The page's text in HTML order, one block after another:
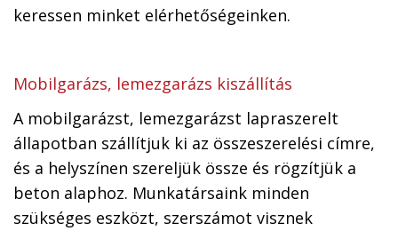
keressen minket elérhetőségeinken.
Mobilgarázs, lemezgarázs kiszállítás
A mobilgarázst, lemezgarázst lapraszerelt
állapotban szállítjuk ki az összeszerelési címre,
és a helyszínen szereljük össze és rögzítjük a
beton alaphoz. Munkatársaink minden
szükséges eszközt, szerszámot visznek